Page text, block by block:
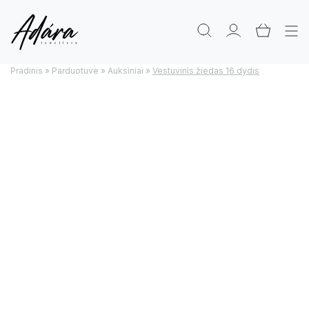
Pradinis » Parduotuve » Auksiniai » Vestuvinis žiedas 16 dydis